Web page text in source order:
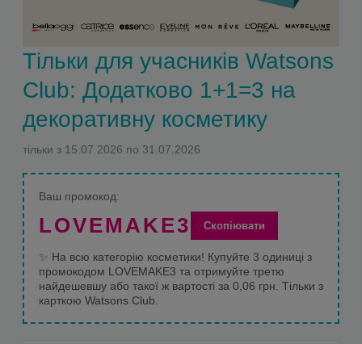
Тільки для учасників Watsons
Club: Додатково 1+1=3 на
декоративну косметику
тільки з 15.07.2026 по 31.07.2026
Ваш промокод:
LOVEMAKE3 Скопіювати
✨ На всю категорію косметики! Купуйте 3 одиниці з
промокодом LOVEMAKE3 та отримуйте третю
найдешевшу або такої ж вартості за 0,06 грн. Тільки з
карткою Watsons Club.